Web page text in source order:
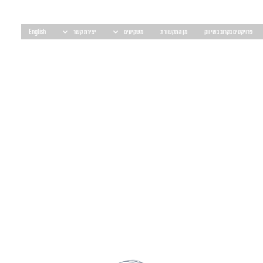
פרויקטים בקרוב בשיווק מן התקשורת משקיעים יצירת קשר English